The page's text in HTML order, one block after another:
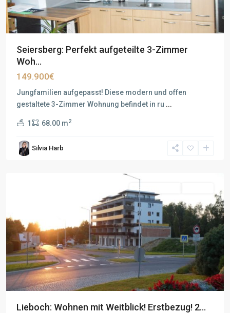
Seiersberg: Perfekt aufgeteilte 3-Zimmer
Woh...
149.900€
Jungfamilien aufgepasst! Diese modern und offen
gestaltete 3-Zimmer Wohnung befindet in ru ...
1 68.00 m2
Silvia Harb
Abgeschlossen
Lieboch: Wohnen mit Weitblick! Erstbezug! 2...